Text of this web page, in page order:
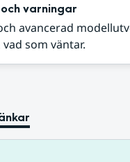
varningar
avancerad
som väntar.